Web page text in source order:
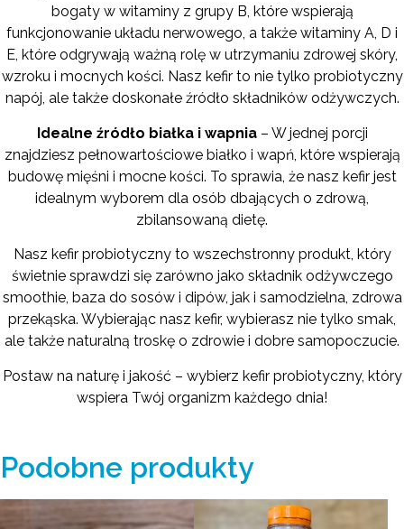
bogaty w witaminy z grupy B, które wspierają
funkcjonowanie układu nerwowego, a także witaminy A, D i
E, które odgrywają ważną rolę w utrzymaniu zdrowej skóry,
wzroku i mocnych kości. Nasz kefir to nie tylko probiotyczny
napój, ale także doskonałe źródło składników odżywczych.
Idealne źródło białka i wapnia– W jednej porcji
znajdziesz pełnowartościowe białko i wapń, które wspierają
budowę mięśni i mocne kości. To sprawia, że nasz kefir jest
idealnym wyborem dla osób dbających o zdrową,
zbilansowaną dietę.
Nasz kefir probiotyczny to wszechstronny produkt, który
świetnie sprawdzi się zarówno jako składnik odżywczego
smoothie, baza do sosów i dipów, jak i samodzielna, zdrowa
przekąska. Wybierając nasz kefir, wybierasz nie tylko smak,
ale także naturalną troskę o zdrowie i dobre samopoczucie.
Postaw na naturę i jakość – wybierz kefir probiotyczny, który
wspiera Twój organizm każdego dnia!
Podobne produkty